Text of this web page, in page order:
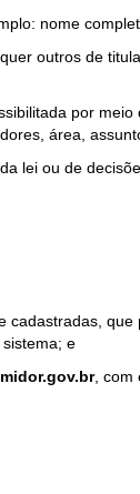
nome
outros de
por
área,
lei ou de
e
, com